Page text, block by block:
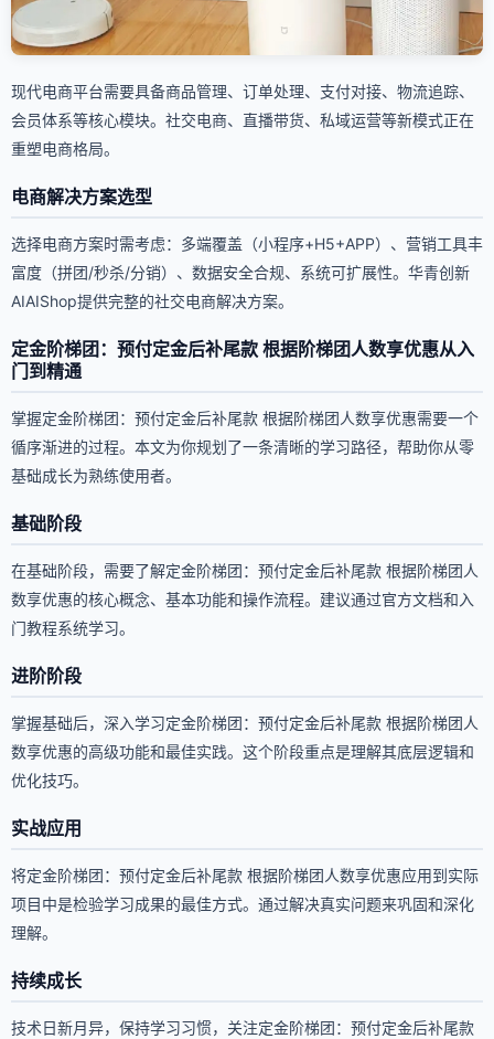
现代电商平台需要具备商品管理、订单处理、支付对接、物流追踪、
会员体系等核心模块。社交电商、直播带货、私域运营等新模式正在
重塑电商格局。
电商解决方案选型
选择电商方案时需考虑：多端覆盖（小程序+H5+APP）、营销工具丰
富度（拼团/秒杀/分销）、数据安全合规、系统可扩展性。华青创新
AIAIShop提供完整的社交电商解决方案。
定金阶梯团：预付定金后补尾款 根据阶梯团人数享优惠从入
门到精通
掌握定金阶梯团：预付定金后补尾款 根据阶梯团人数享优惠需要一个
循序渐进的过程。本文为你规划了一条清晰的学习路径，帮助你从零
基础成长为熟练使用者。
基础阶段
在基础阶段，需要了解定金阶梯团：预付定金后补尾款 根据阶梯团人
数享优惠的核心概念、基本功能和操作流程。建议通过官方文档和入
门教程系统学习。
进阶阶段
掌握基础后，深入学习定金阶梯团：预付定金后补尾款 根据阶梯团人
数享优惠的高级功能和最佳实践。这个阶段重点是理解其底层逻辑和
优化技巧。
实战应用
将定金阶梯团：预付定金后补尾款 根据阶梯团人数享优惠应用到实际
项目中是检验学习成果的最佳方式。通过解决真实问题来巩固和深化
理解。
持续成长
技术日新月异，保持学习习惯，关注定金阶梯团：预付定金后补尾款